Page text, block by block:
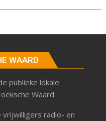
WAARD
publieke lokale
Waard.
vrijwilligers radio- en